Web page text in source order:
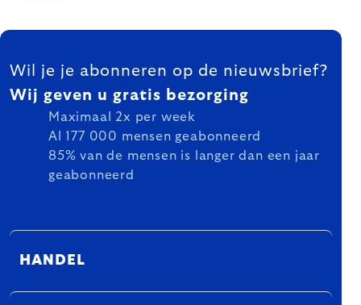
FOOTER
Wil je je abonneren op de nieuwsbrief?
Wij geven u gratis bezorging
Maximaal 2x per week
Al 177 000 mensen geabonneerd
85% van de mensen is langer dan een jaar
geabonneerd
HANDEL